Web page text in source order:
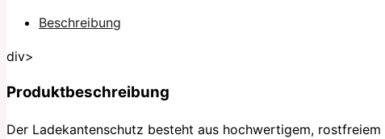
Beschreibung
div>
Produktbeschreibung
Der Ladekantenschutz besteht aus hochwertigem, rostfreiem